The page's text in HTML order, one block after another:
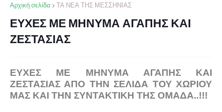
Αρχική σελίδα ΤΑ ΝΕΑ ΤΗΣ ΜΕΣΣΗΝΙΑΣ
ΕΥΧΕΣ ΜΕ ΜΗΝΥΜΑ ΑΓΑΠΗΣ ΚΑΙ
ΖΕΣΤΑΣΙΑΣ
ΕΥΧΕΣ ΜΕ ΜΗΝΥΜΑ ΑΓΑΠΗΣ ΚΑΙ
ΖΕΣΤΑΣΙΑΣ ΑΠΟ ΤΗΝ ΣΕΛΙΔΑ ΤΟΥ ΧΩΡΙΟΥ
ΜΑΣ ΚΑΙ ΤΗΝ ΣΥΝΤΑΚΤΙΚΗ ΤΗΣ ΟΜΑΔΑ..!!!